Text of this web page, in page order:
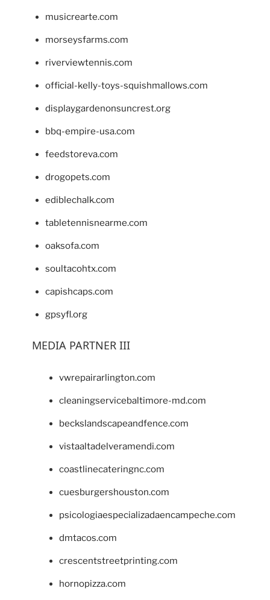
musicrearte.com
morseysfarms.com
riverviewtennis.com
official-kelly-toys-squishmallows.com
displaygardenonsuncrest.org
bbq-empire-usa.com
feedstoreva.com
drogopets.com
ediblechalk.com
tabletennisnearme.com
oaksofa.com
soultacohtx.com
capishcaps.com
gpsyfl.org
MEDIA PARTNER III
vwrepairarlington.com
cleaningservicebaltimore-md.com
beckslandscapeandfence.com
vistaaltadelveramendi.com
coastlinecateringnc.com
cuesburgershouston.com
psicologiaespecializadaencampeche.com
dmtacos.com
crescentstreetprinting.com
hornopizza.com